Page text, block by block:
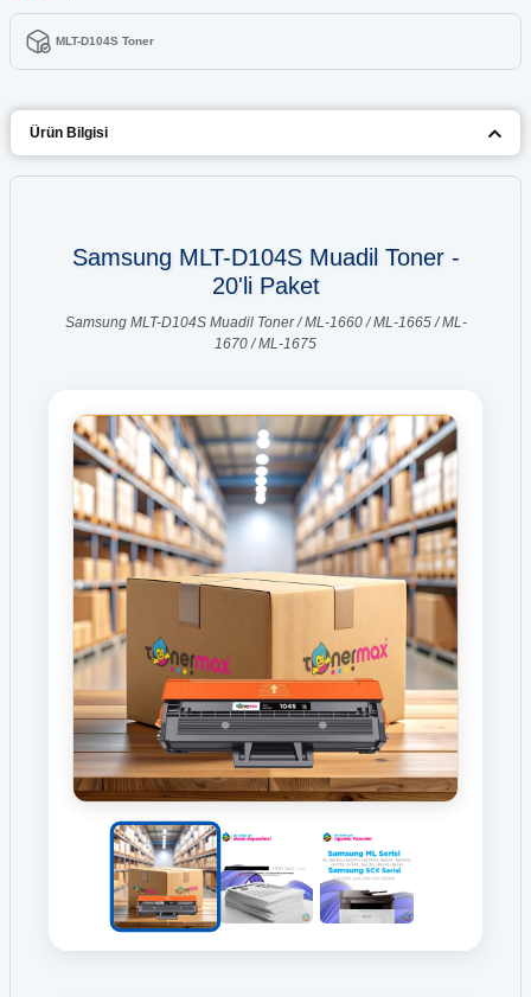
MLT-D104S Toner
Ürün Bilgisi
Samsung MLT-D104S Muadil Toner -
20'li Paket
Samsung MLT-D104S Muadil Toner / ML-1660 / ML-1665 / ML-
1670 / ML-1675